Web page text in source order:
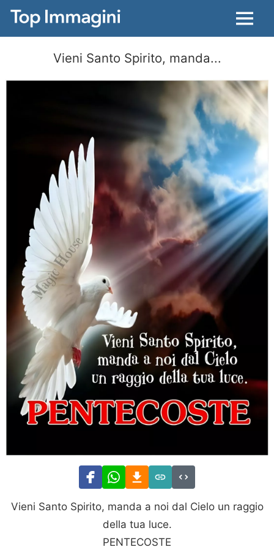
Menu
Vieni Santo Spirito, manda...
Vieni Santo Spirito, manda a noi dal Cielo un raggio
della tua luce.
PENTECOSTE